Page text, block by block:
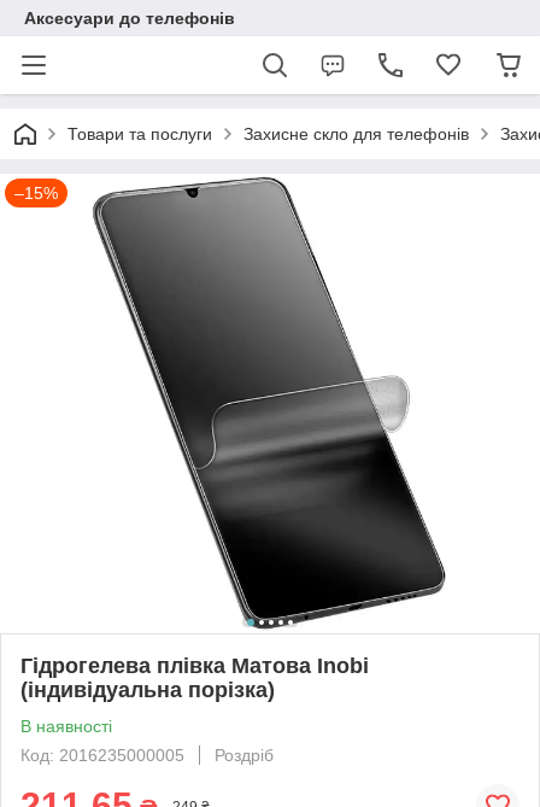
Аксесуари до телефонів
Товари та послуги Захисне скло для телефонів
–15%
Гідрогелева плівка Матова Inobi
(індивідуальна порізка)
В наявності
Код: 2016235000005
Роздріб